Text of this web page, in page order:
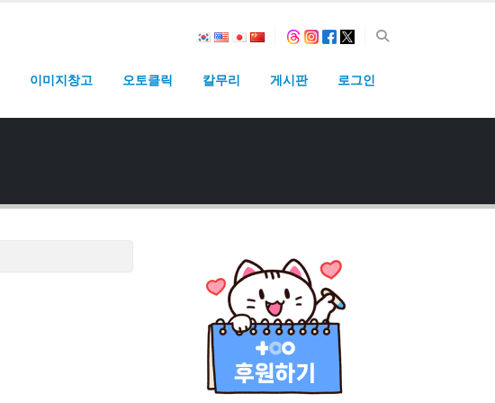
이미지창고 오토클릭 칼무리 게시판 로그인